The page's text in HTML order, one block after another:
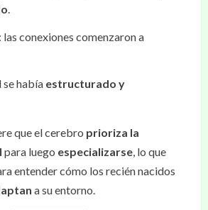
.
: las conexiones comenzaron a
se había estructurado y
que el cerebro prioriza la
para luego especializarse, lo que
entender cómo los recién nacidos
a su entorno.